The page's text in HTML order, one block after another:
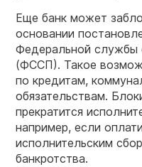
Еще банк может
основании
Федеральной службы
(ФССП). Такое
по кредитам,
обязательствам.
прекратится
например, если
исполнительским
банкротства.